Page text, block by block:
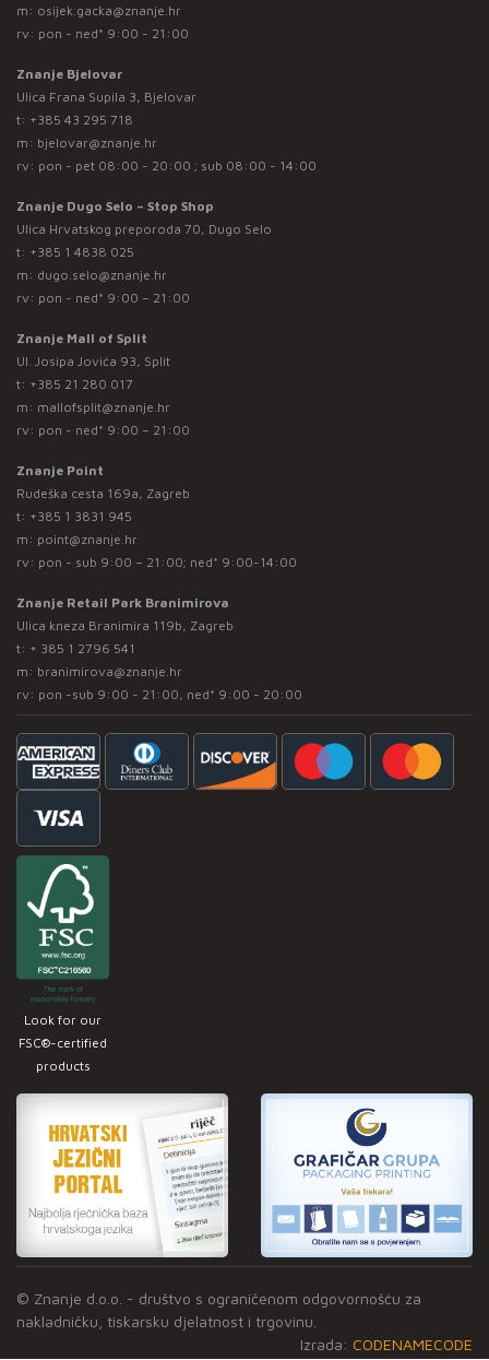
m: osijek.gacka@znanje.hr
rv: pon - ned* 9:00 - 21:00
Znanje Bjelovar
Ulica Frana Supila 3, Bjelovar
t: +385 43 295 718
m: bjelovar@znanje.hr
rv: pon - pet 08:00 - 20:00 ; sub 08:00 - 14:00
Znanje Dugo Selo – Stop Shop
Ulica Hrvatskog preporoda 70, Dugo Selo
t: +385 1 4838 025
m: dugo.selo@znanje.hr
rv: pon - ned* 9:00 – 21:00
Znanje Mall of Split
Ul. Josipa Jovića 93, Split
t: +385 21 280 017
m: mallofsplit@znanje.hr
rv: pon - ned* 9:00 – 21:00
Znanje Point
Rudeška cesta 169a, Zagreb
t: +385 1 3831 945
m: point@znanje.hr
rv: pon - sub 9:00 – 21:00; ned* 9:00-14:00
Znanje Retail Park Branimirova
Ulica kneza Branimira 119b, Zagreb
t: + 385 1 2796 541
m: branimirova@znanje.hr
rv: pon -sub 9:00 - 21:00, ned* 9:00 - 20:00
Look for our
FSC®-certified
products
© Znanje d.o.o. - društvo s ograničenom odgovornošću za
nakladničku, tiskarsku djelatnost i trgovinu.
Izrada: CODENAMECODE